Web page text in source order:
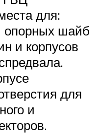
для:
опорных шайб
и корпусов
для
и